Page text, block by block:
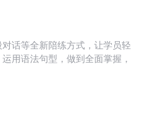
话等全新陪练方式，让学员轻
用语法句型，做到全面掌握，